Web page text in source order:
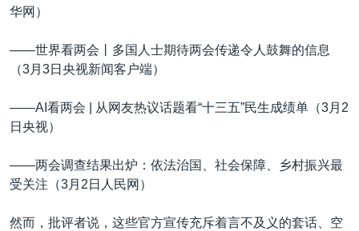
华网）
——世界看两会丨多国人士期待两会传递令人鼓舞的信息
（3月3日央视新闻客户端）
——AI看两会 | 从网友热议话题看“十三五”民生成绩单（3月2
日央视）
——两会调查结果出炉：依法治国、社会保障、乡村振兴最
受关注（3月2日人民网）
然而，批评者说，这些官方宣传充斥着言不及义的套话、空